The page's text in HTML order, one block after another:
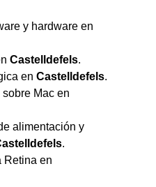
y hardware en
Castelldefels.
en Castelldefels.
Mac en
alimentación y
.
Retina en